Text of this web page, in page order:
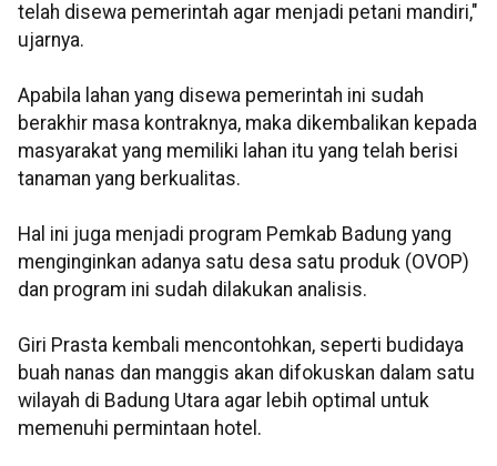
telah disewa pemerintah agar menjadi petani mandiri,"
ujarnya.
Apabila lahan yang disewa pemerintah ini sudah
berakhir masa kontraknya, maka dikembalikan kepada
masyarakat yang memiliki lahan itu yang telah berisi
tanaman yang berkualitas.
Hal ini juga menjadi program Pemkab Badung yang
menginginkan adanya satu desa satu produk (OVOP)
dan program ini sudah dilakukan analisis.
Giri Prasta kembali mencontohkan, seperti budidaya
buah nanas dan manggis akan difokuskan dalam satu
wilayah di Badung Utara agar lebih optimal untuk
memenuhi permintaan hotel.